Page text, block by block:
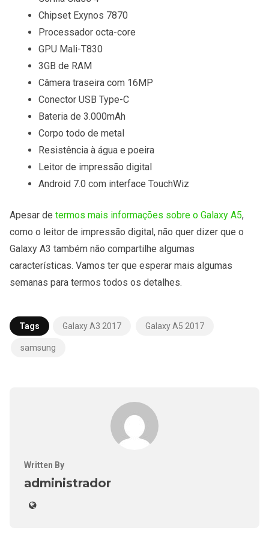
Chipset Exynos 7870
Processador octa-core
GPU Mali-T830
3GB de RAM
Câmera traseira com 16MP
Conector USB Type-C
Bateria de 3.000mAh
Corpo todo de metal
Resistência à água e poeira
Leitor de impressão digital
Android 7.0 com interface TouchWiz
Apesar de termos mais informações sobre o Galaxy A5,
como o leitor de impressão digital, não quer dizer que o
Galaxy A3 também não compartilhe algumas
características. Vamos ter que esperar mais algumas
semanas para termos todos os detalhes.
Tags Galaxy A3 2017 Galaxy A5 2017
samsung
Written By
administrador